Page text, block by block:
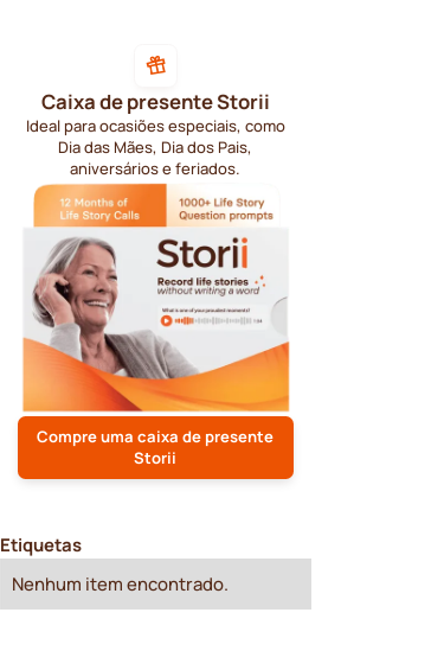
Caixa de presente Storii
Ideal para ocasiões especiais, como
Dia das Mães, Dia dos Pais,
aniversários e feriados.
Compre uma caixa de presente
Storii
Etiquetas
Nenhum item encontrado.